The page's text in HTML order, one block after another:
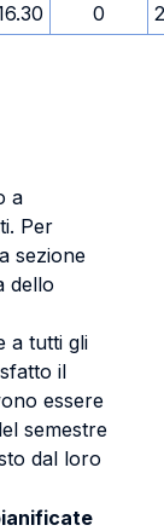
0
a
Per
sezione
dello
a tutti gli
il
essere
semestre
dal loro